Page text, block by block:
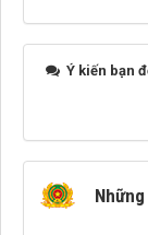
Ý kiến bạn